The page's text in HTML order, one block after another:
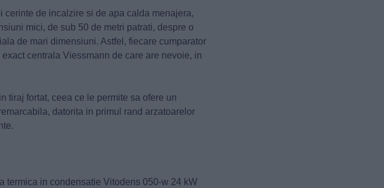
cerinte de incalzire si de apa calda menajera,
mici, de sub 50 de metri patrati, despre o
de mari dimensiuni. Astfel, fiecare cumparator
centrala Viessmann de care are nevoie, in
tiraj fortat, ceea ce le permite sa ofere un
datorita in primul rand arzatoarelor
termica in condensatie Vitodens 050-w 24 kW